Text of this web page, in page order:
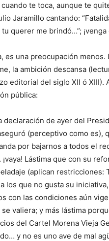
te toca, aunque te
Jaramillo cantando:
querer me brindó…”; ¡venga
es una preocupación menos.
la ambición descansa
editorial del siglo XII ó
pública:
declaración de ayer del
(perceptivo como es),
por bajarnos a todos el
¡vaya! Lástima que con su
(aplican restricciones:
los que no gusta su
con las condiciones aún
valiera; y más lástima
del Cartel Morena Vieja
y no es uno ave de mal